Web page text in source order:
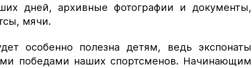
дней, архивные фотографии и документы,
мячи.
особенно полезна детям, ведь экспонаты
победами наших спортсменов. Начинающим